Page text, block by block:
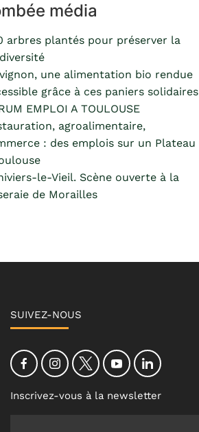
média
arbres plantés pour préserver la
une alimentation bio rendue
grâce à ces paniers solidaires
EMPLOI A TOULOUSE
agroalimentaire,
: des emplois sur un Plateau
le-Vieil. Scène ouverte à la
de Morailles
SUIVEZ-NOUS
Inscrivez-vous à la newsletter